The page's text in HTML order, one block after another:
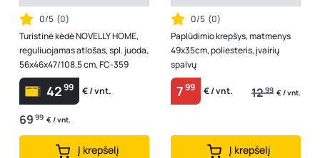
0/5 (0)
Turistinė kėdė NOVELLY HOME,
reguliuojamas atlošas, spl. juoda,
56x46x47/108,5 cm, FC-359
4299 € / vnt.
69 99 € / vnt.
Į krepšelį
0/5 (0)
Paplūdimio krepšys, matmenys
49x35cm, poliesteris, įvairių
spalvų
799 € / vnt. 1299 € / vnt.
Į krepšelį